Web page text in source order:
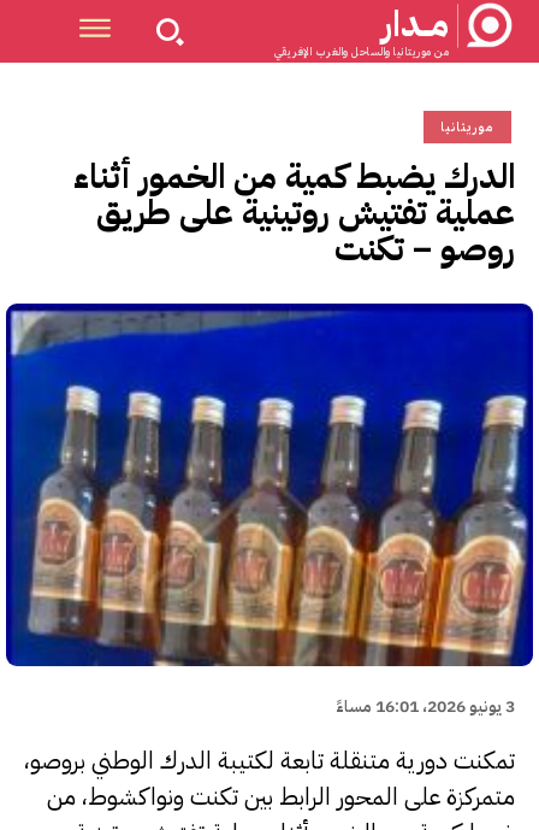
مــدار
من موريتانيا والساحل والغرب الإفريقي
موريتانيا
الدرك يضبط كمية من الخمور أثناء
عملية تفتيش روتينية على طريق
روصو – تكنت
3 يونيو 2026، 16:01 مساءً
تمكنت دورية متنقلة تابعة لكتيبة الدرك الوطني بروصو،
متمركزة على المحور الرابط بين تكنت ونواكشوط، من